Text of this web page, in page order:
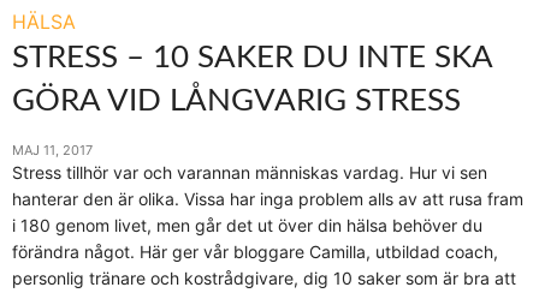
HÄLSA
STRESS – 10 SAKER DU INTE SKA
GÖRA VID LÅNGVARIG STRESS
MAJ 11, 2017
Stress tillhör var och varannan människas vardag. Hur vi sen
hanterar den är olika. Vissa har inga problem alls av att rusa fram
i 180 genom livet, men går det ut över din hälsa behöver du
förändra något. Här ger vår bloggare Camilla, utbildad coach,
personlig tränare och kostrådgivare, dig 10 saker som är bra att